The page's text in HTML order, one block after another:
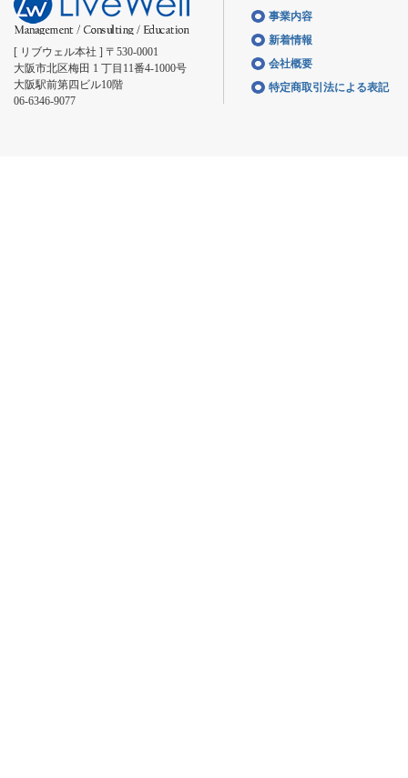
[ リブウェル本社 ] 〒530-0001
大阪市北区梅田 1 丁目11番4-1000号
大阪駅前第四ビル10階
06-6346-9077
事業内容
新着情報
会社概要
特定商取引法による表記